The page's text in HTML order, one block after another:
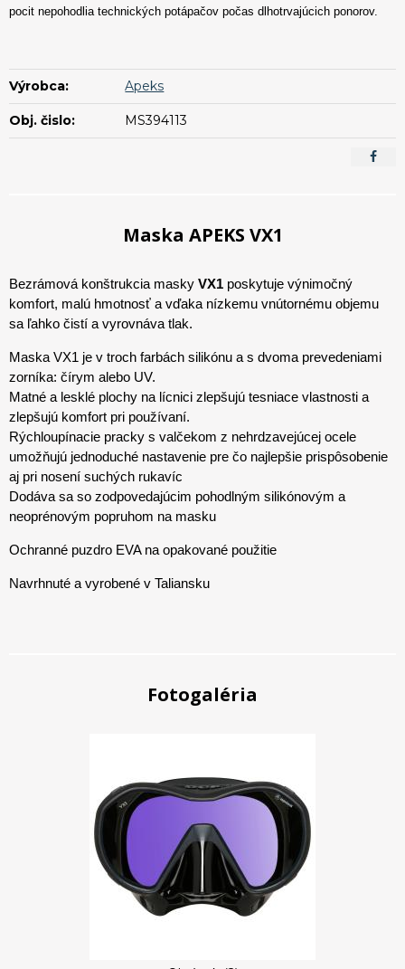
pocit nepohodlia technických potápačov počas dlhotrvajúcich ponorov.
Výrobca: Apeks
Obj. čislo: MS394113
Maska APEKS VX1
Bezrámová konštrukcia masky VX1 poskytuje výnimočný
komfort, malú hmotnosť a vďaka nízkemu vnútornému objemu
sa ľahko čistí a vyrovnáva tlak.
Maska VX1 je v troch farbách silikónu a s dvoma prevedeniami
zorníka: čírym alebo UV.
Matné a lesklé plochy na lícnici zlepšujú tesniace vlastnosti a
zlepšujú komfort pri používaní.
Rýchloupínacie pracky s valčekom z nehrdzavejúcej ocele
umožňujú jednoduché nastavenie pre čo najlepšie prispôsobenie
aj pri nosení suchých rukavíc
Dodáva sa so zodpovedajúcim pohodlným silikónovým a
neoprénovým popruhom na masku
Ochranné puzdro EVA na opakované použitie
Navrhnuté a vyrobené v Taliansku
Fotogaléria